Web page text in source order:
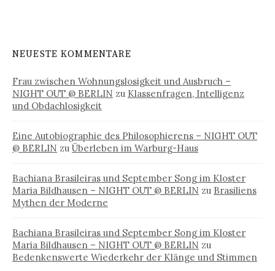
NEUESTE KOMMENTARE
Frau zwischen Wohnungslosigkeit und Ausbruch –
NIGHT OUT @ BERLIN zu Klassenfragen, Intelligenz
und Obdachlosigkeit
Eine Autobiographie des Philosophierens – NIGHT OUT
@ BERLIN zu Überleben im Warburg-Haus
Bachiana Brasileiras und September Song im Kloster
Maria Bildhausen – NIGHT OUT @ BERLIN zu Brasiliens
Mythen der Moderne
Bachiana Brasileiras und September Song im Kloster
Maria Bildhausen – NIGHT OUT @ BERLIN zu
Bedenkenswerte Wiederkehr der Klänge und Stimmen